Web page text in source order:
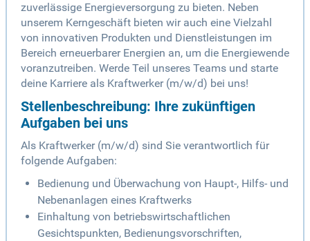
zuverlässige Energieversorgung zu bieten. Neben
unserem Kerngeschäft bieten wir auch eine Vielzahl
von innovativen Produkten und Dienstleistungen im
Bereich erneuerbarer Energien an, um die Energiewende
voranzutreiben. Werde Teil unseres Teams und starte
deine Karriere als Kraftwerker (m/w/d) bei uns!
Stellenbeschreibung: Ihre zukünftigen
Aufgaben bei uns
Als Kraftwerker (m/w/d) sind Sie verantwortlich für
folgende Aufgaben:
Bedienung und Überwachung von Haupt-, Hilfs- und
Nebenanlagen eines Kraftwerks
Einhaltung von betriebswirtschaftlichen
Gesichtspunkten, Bedienungsvorschriften,